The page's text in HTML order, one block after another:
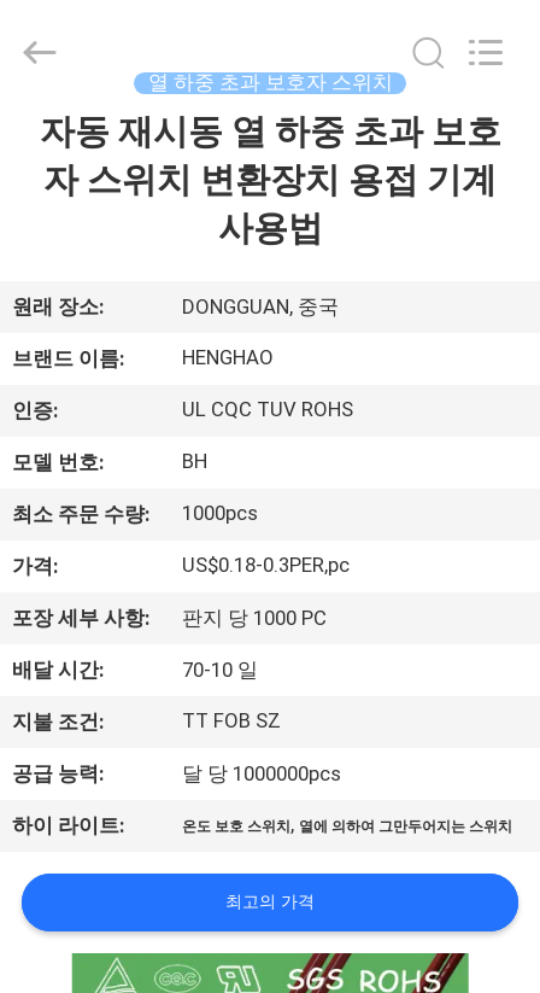
소
개
회
사
소
개
장
투
어
2026
Electric
열 하중 초과 보호자 스위치
자동 재시동 열 하중 초과 보호
자 스위치 변환장치 용접 기계
사용법
원래 장소: DONGGUAN, 중국
브랜드 이름: HENGHAO
인증: UL CQC TUV ROHS
모델 번호: BH
최소 주문 수량: 1000pcs
가격: US$0.18-0.3PER,pc
포장 세부 사항: 판지 당 1000 PC
배달 시간: 70-10 일
지불 조건: TT FOB SZ
공급 능력: 달 당 1000000pcs
하이 라이트: 온도 보호 스위치 , 열에 의하여 그만두어지는 스위치
최고의 가격